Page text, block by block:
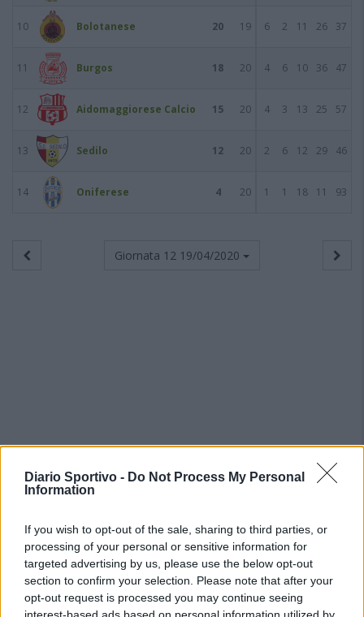
Diario Sportivo - Do Not Process My Personal
Information
If you wish to opt-out of the sale, sharing to third parties, or
processing of your personal or sensitive information for
targeted advertising by us, please use the below opt-out
section to confirm your selection. Please note that after your
opt-out request is processed you may continue seeing
10 Bolotanese 20 19 6 2 11 26 37
11 Burgos 18 20 4 6 10 36 47
12 Aidomaggiorese Calcio 15 20 4 3 13 25 57
13 Sedilo 12 20 2 6 12 29 46
14 Oniferese 4 20 1 1 18 11 93
Giornata 12 19/04/2020